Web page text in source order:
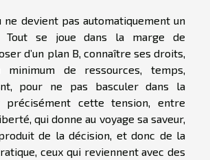
ne devient pas automatiquement un
Tout se joue dans la marge de
d’un plan B, connaître ses droits,
de ressources, temps,
pour ne pas basculer dans la
précisément cette tension, entre
qui donne au voyage sa saveur,
de la décision, et donc de la
ceux qui reviennent avec des